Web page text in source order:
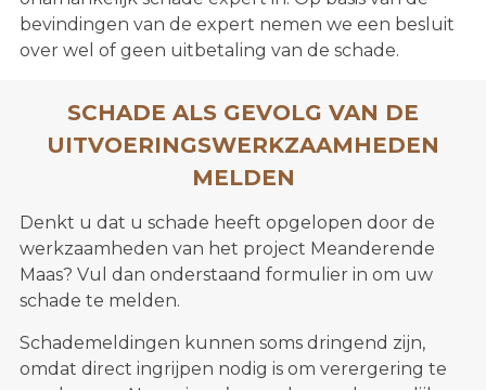
bevindingen van de expert nemen we een besluit
over wel of geen uitbetaling van de schade.
SCHADE ALS GEVOLG VAN DE
UITVOERINGSWERKZAAMHEDEN
MELDEN
Denkt u dat u schade heeft opgelopen door de
werkzaamheden van het project Meanderende
Maas? Vul dan onderstaand formulier in om uw
schade te melden.
Schademeldingen kunnen soms dringend zijn,
omdat direct ingrijpen nodig is om verergering te